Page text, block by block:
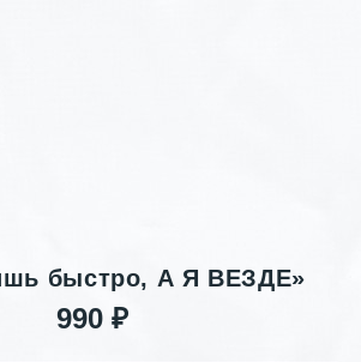
быстро, А Я ВЕЗДЕ»
990 ₽